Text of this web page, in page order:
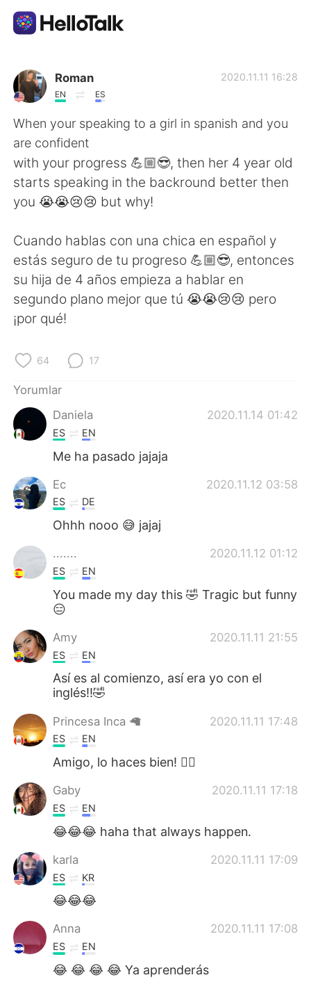
Dil Değişimi Uygulaması
AI Grammar Checker
Türkçe
English 简体中文
繁體中文 Español
العربية Français
Deutsch
ไทย
Italiano
Português
Roman
EN ES
2020.11.11 16:28
When your speaking to a girl in spanish and you
are confident
with your progress 💪🏼😎, then her 4 year old
starts speaking in the backround better then
you 😭😭😢😢 but why!
Cuando hablas con una chica en español y
estás seguro de tu progreso 💪🏼😎, entonces
su hija de 4 años empieza a hablar en
segundo plano mejor que tú 😭😭😢😢 pero
¡por qué!
64 17
Yorumlar
Daniela
2020.11.14 01:42
ES EN
Me ha pasado jajaja
Ec 2020.11.12 03:58
ES DE
Ohhh nooo 😅 jajaj
....... 2020.11.12 01:12
ES EN
You made my day this 🤣 Tragic but funny
😑
Amy 2020.11.11 21:55
ES EN
Así es al comienzo, así era yo con el
inglés!!🤣
Princesa Inca 🦙 2020.11.11 17:48
ES EN
Amigo, lo haces bien! 👌🏽
Gaby 2020.11.11 17:18
ES EN
😂😂😂 haha that always happen.
karla 2020.11.11 17:09
ES KR
😂😂😂
Anna 2020.11.11 17:08
ES EN
😂 😂 😂 😂 Ya aprenderás